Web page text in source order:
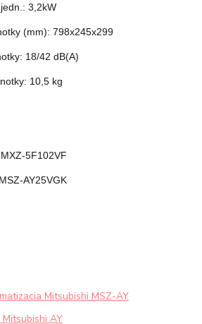
3,2kW
(mm): 798x245x299
18/42 dB(A)
10,5 kg
5F102VF
AY25VGK
Mitsubishi MSZ-AY
AY